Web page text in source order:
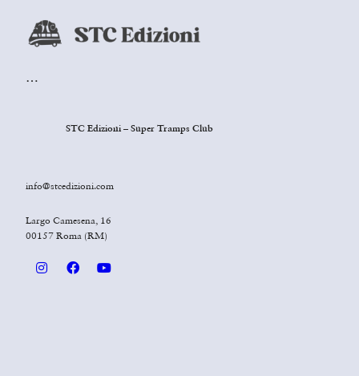
…
STC Edizioni – Super Tramps Club
info@stcedizioni.com
Largo Camesena, 16
00157 Roma (RM)